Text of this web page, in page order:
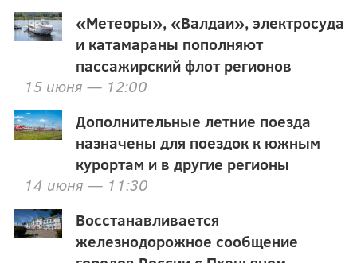
«Метеоры», «Валдаи», электросуда
и катамараны пополняют
пассажирский флот регионов
15 июня — 12:00
Дополнительные летние поезда
назначены для поездок к южным
курортам и в другие регионы
14 июня — 11:30
Восстанавливается
железнодорожное сообщение